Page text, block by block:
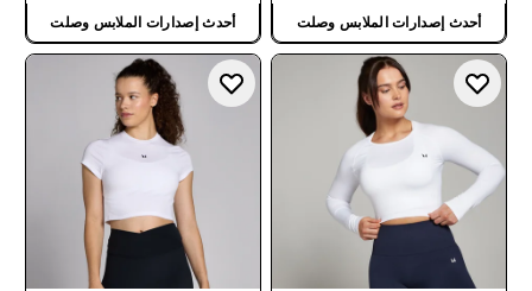
أحدث إصدارات الملابس وصلت أحدث إصدارات الملابس وصلت